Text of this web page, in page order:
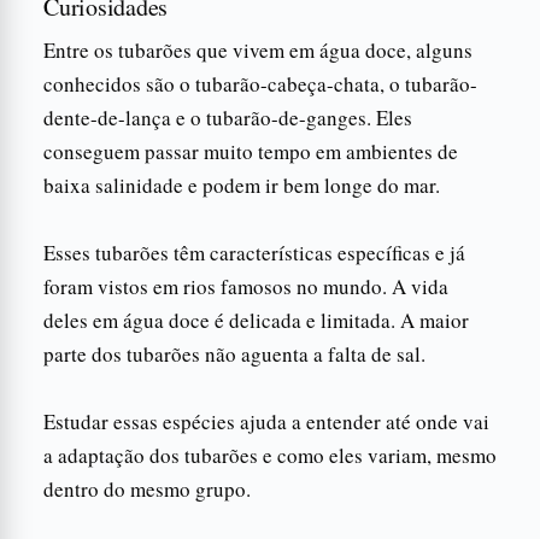
Curiosidades
Entre os tubarões que vivem em água doce, alguns
conhecidos são o tubarão-cabeça-chata, o tubarão-
dente-de-lança e o tubarão-de-ganges. Eles
conseguem passar muito tempo em ambientes de
baixa salinidade e podem ir bem longe do mar.
Esses tubarões têm características específicas e já
foram vistos em rios famosos no mundo. A vida
deles em água doce é delicada e limitada. A maior
parte dos tubarões não aguenta a falta de sal.
Estudar essas espécies ajuda a entender até onde vai
a adaptação dos tubarões e como eles variam, mesmo
dentro do mesmo grupo.